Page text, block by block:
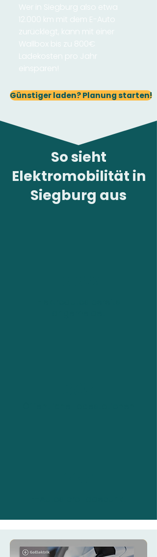
Wer in Siegburg also etwa
12.000 km mit dem E-Auto
zurücklegt, kann mit einer
Wallbox bis zu 800€
Ladekosten pro Jahr
einsparen!
Günstiger laden? Planung starten!
So sieht
Elektromobilität in
Siegburg aus